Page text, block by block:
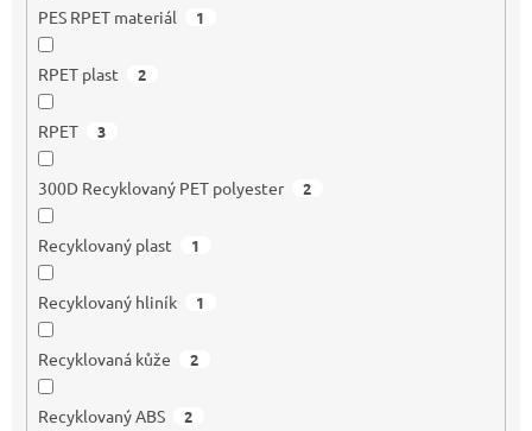
PES RPET materiál 1
RPET plast 2
RPET 3
300D Recyklovaný PET polyester 2
Recyklovaný plast 1
Recyklovaný hliník 1
Recyklovaná kůže 2
Recyklovaný ABS 2